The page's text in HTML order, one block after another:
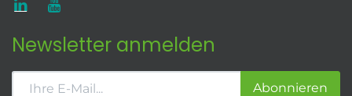
Newsletter anmelden
Abonnieren